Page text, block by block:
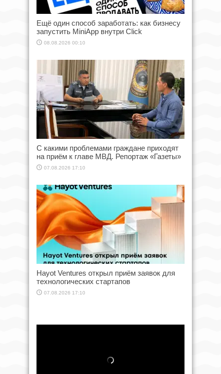
Ещё один способ заработать: как бизнесу
запустить MiniApp внутри Click
08.08.2026 00:10
С какими проблемами граждане приходят
на приём к главе МВД. Репортаж «Газеты»
07.08.2026 17:10
Hayot Ventures открыл приём заявок для
технологических стартапов
07.08.2026 17:10